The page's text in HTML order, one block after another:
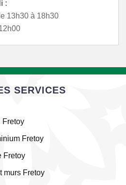
:
13h30 à 18h30
SERVICES
Fretoy
Fretoy
Fretoy
murs Fretoy